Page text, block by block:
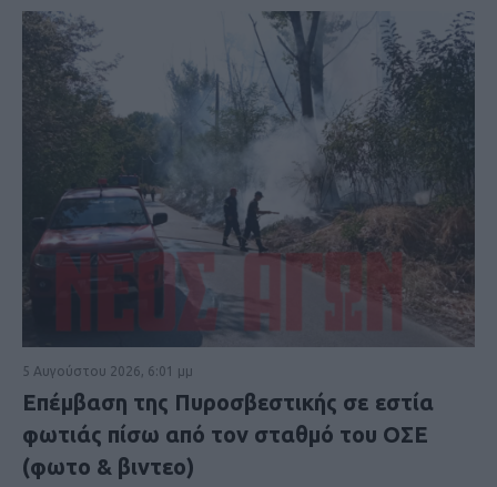
5 Αυγούστου 2026, 6:01 μμ
Επέμβαση της Πυροσβεστικής σε εστία
φωτιάς πίσω από τον σταθμό του ΟΣΕ
(φωτο & βιντεο)